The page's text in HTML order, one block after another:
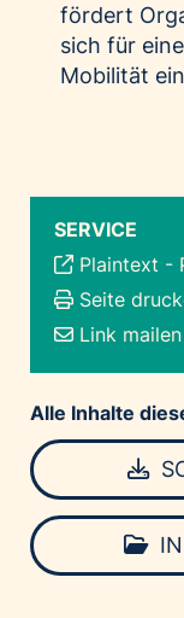
fördert
sich für
Mobilität
SERVICE
Plaintext -
Seite
Link mailen
Alle Inhalte